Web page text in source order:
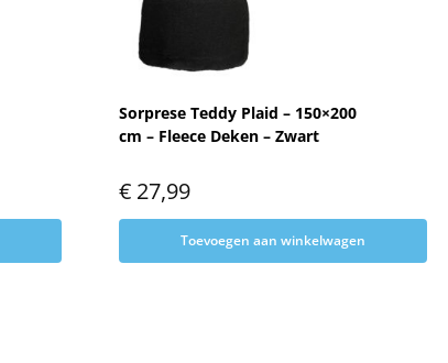
Sorprese Teddy Plaid – 150×200
cm – Fleece Deken – Zwart
€27,99
Toevoegen aan winkelwagen